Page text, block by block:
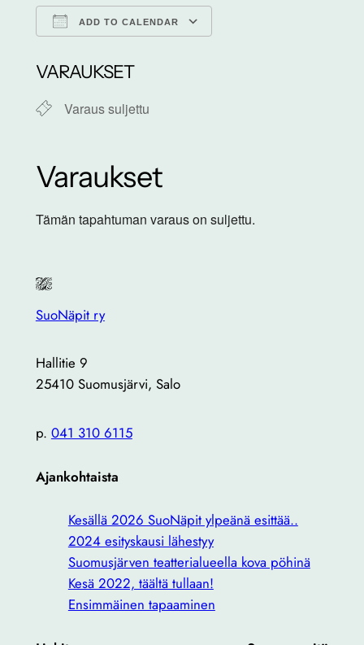
ADD TO CALENDAR
VARAUKSET
Varaus suljettu
Varaukset
Tämän tapahtuman varaus on suljettu.
SuoNäpit ry
Hallitie 9
25410 Suomusjärvi, Salo
p. 041 310 6115
Ajankohtaista
Kesällä 2026 SuoNäpit ylpeänä esittää..
2024 esityskausi lähestyy
Suomusjärven teatterialueella kova pöhinä
Kesä 2022, täältä tullaan!
Ensimmäinen tapaaminen